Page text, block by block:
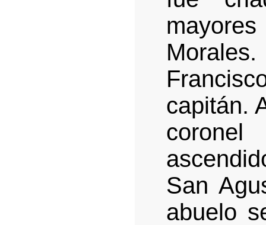
capitán.
San
abuelo